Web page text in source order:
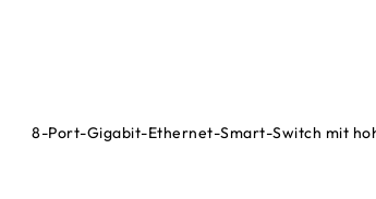
8-Port-Gigabit-Ethernet-Smart-Switch mit